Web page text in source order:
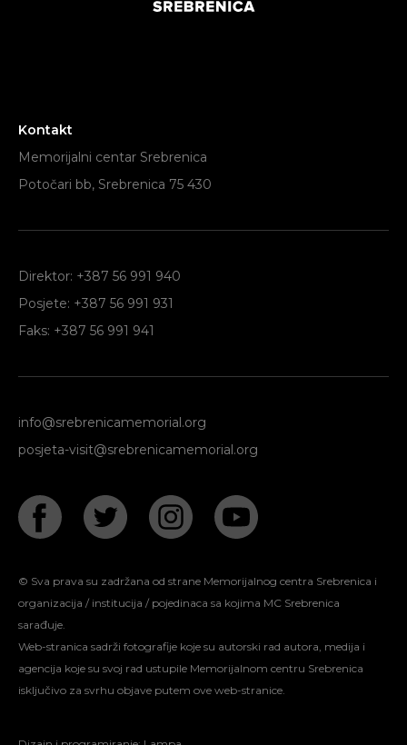
Kontakt
Memorijalni centar Srebrenica
Potočari bb, Srebrenica 75 430
Direktor: +387 56 991 940
Posjete: +387 56 991 931
Faks: +387 56 991 941
info@srebrenicamemorial.org
posjeta-visit@srebrenicamemorial.org
© Sva prava su zadržana od strane Memorijalnog centra Srebrenica i
organizacija / institucija / pojedinaca sa kojima MC Srebrenica
sarađuje.
Web-stranica sadrži fotografije koje su autorski rad autora, medija i
agencija koje su svoj rad ustupile Memorijalnom centru Srebrenica
isključivo za svrhu objave putem ove web-stranice.